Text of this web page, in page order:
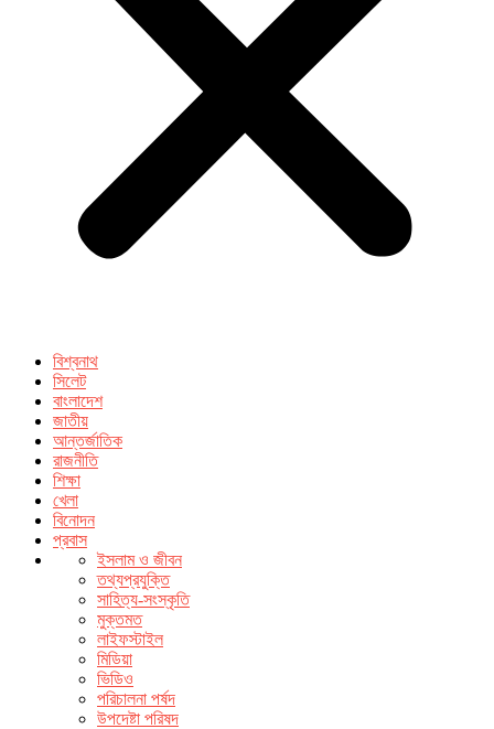
বিশ্বনাথ
সিলেট
বাংলাদেশ
জাতীয়
আন্তর্জাতিক
রাজনীতি
শিক্ষা
খেলা
বিনোদন
প্রবাস
ইসলাম ও জীবন
তথ্যপ্রযুক্তি
সাহিত্য-সংস্কৃতি
মুক্তমত
লাইফস্টাইল
মিডিয়া
ভিডিও
পরিচালনা পর্ষদ
উপদেষ্টা পরিষদ